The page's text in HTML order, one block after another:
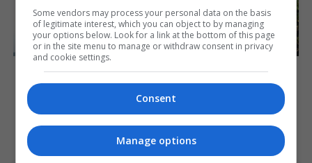
Magnetic Floating Bed: All
That Luxury For Mere $1.6
Mil?
Curves—Now She's A
Modeling Sensation
Some vendors may process your personal data on the basis
of legitimate interest, which you can object to by managing
your options below. Look for a link at the bottom of this page
or in the site menu to manage or withdraw consent in privacy
and cookie settings.
Consent
Manage options